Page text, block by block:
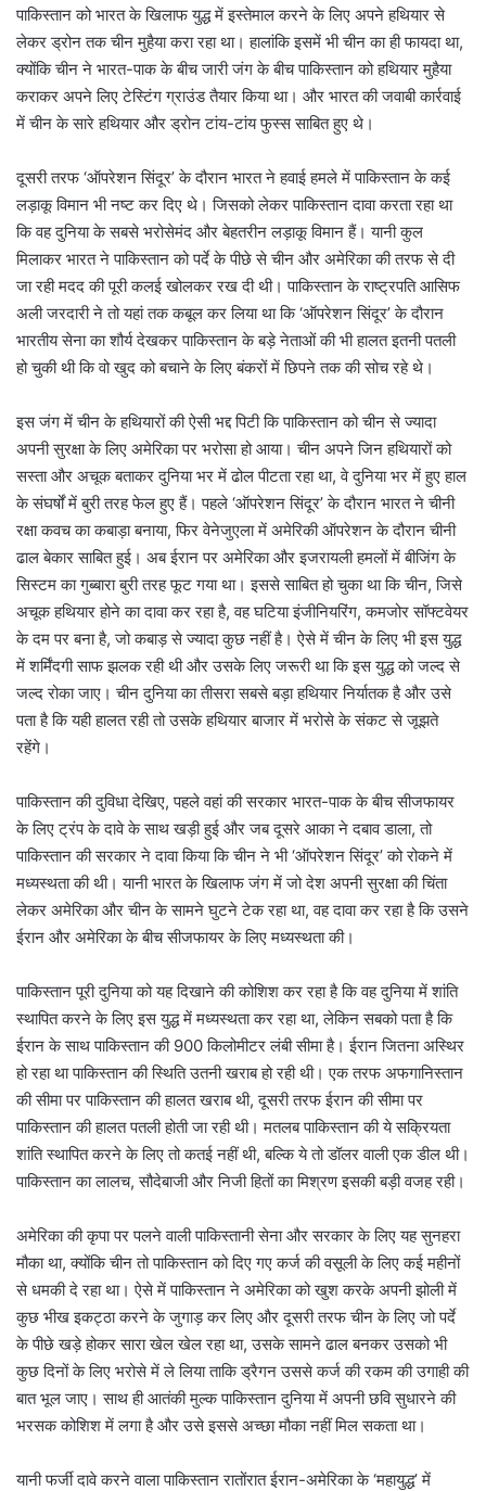
पाकिस्तान को भारत के खिलाफ युद्ध में इस्तेमाल करने के लिए अपने हथियार से
लेकर ड्रोन तक चीन मुहैया करा रहा था। हालांकि इसमें भी चीन का ही फायदा था,
क्योंकि चीन ने भारत-पाक के बीच जारी जंग के बीच पाकिस्तान को हथियार मुहैया
कराकर अपने लिए टेस्टिंग ग्राउंड तैयार किया था। और भारत की जवाबी कार्रवाई
में चीन के सारे हथियार और ड्रोन टांय-टांय फुस्स साबित हुए थे।
दूसरी तरफ ‘ऑपरेशन सिंदूर’ के दौरान भारत ने हवाई हमले में पाकिस्तान के कई
लड़ाकू विमान भी नष्ट कर दिए थे। जिसको लेकर पाकिस्तान दावा करता रहा था
कि वह दुनिया के सबसे भरोसेमंद और बेहतरीन लड़ाकू विमान हैं। यानी कुल
मिलाकर भारत ने पाकिस्तान को पर्दे के पीछे से चीन और अमेरिका की तरफ से दी
जा रही मदद की पूरी कलई खोलकर रख दी थी। पाकिस्तान के राष्ट्रपति आसिफ
अली जरदारी ने तो यहां तक कबूल कर लिया था कि ‘ऑपरेशन सिंदूर’ के दौरान
भारतीय सेना का शौर्य देखकर पाकिस्तान के बड़े नेताओं की भी हालत इतनी पतली
हो चुकी थी कि वो खुद को बचाने के लिए बंकरों में छिपने तक की सोच रहे थे।
इस जंग में चीन के हथियारों की ऐसी भद्द पिटी कि पाकिस्तान को चीन से ज्यादा
अपनी सुरक्षा के लिए अमेरिका पर भरोसा हो आया। चीन अपने जिन हथियारों को
सस्ता और अचूक बताकर दुनिया भर में ढोल पीटता रहा था, वे दुनिया भर में हुए हाल
के संघर्षों में बुरी तरह फेल हुए हैं। पहले ‘ऑपरेशन सिंदूर’ के दौरान भारत ने चीनी
रक्षा कवच का कबाड़ा बनाया, फिर वेनेजुएला में अमेरिकी ऑपरेशन के दौरान चीनी
ढाल बेकार साबित हुई। अब ईरान पर अमेरिका और इजरायली हमलों में बीजिंग के
सिस्टम का गुब्बारा बुरी तरह फूट गया था। इससे साबित हो चुका था कि चीन, जिसे
अचूक हथियार होने का दावा कर रहा है, वह घटिया इंजीनियरिंग, कमजोर सॉफ्टवेयर
के दम पर बना है, जो कबाड़ से ज्यादा कुछ नहीं है। ऐसे में चीन के लिए भी इस युद्ध
में शर्मिंदगी साफ झलक रही थी और उसके लिए जरूरी था कि इस युद्ध को जल्द से
जल्द रोका जाए। चीन दुनिया का तीसरा सबसे बड़ा हथियार निर्यातक है और उसे
पता है कि यही हालत रही तो उसके हथियार बाजार में भरोसे के संकट से जूझते
रहेंगे।
पाकिस्तान की दुविधा देखिए, पहले वहां की सरकार भारत-पाक के बीच सीजफायर
के लिए ट्रंप के दावे के साथ खड़ी हुई और जब दूसरे आका ने दबाव डाला, तो
पाकिस्तान की सरकार ने दावा किया कि चीन ने भी ‘ऑपरेशन सिंदूर’ को रोकने में
मध्यस्थता की थी। यानी भारत के खिलाफ जंग में जो देश अपनी सुरक्षा की चिंता
लेकर अमेरिका और चीन के सामने घुटने टेक रहा था, वह दावा कर रहा है कि उसने
ईरान और अमेरिका के बीच सीजफायर के लिए मध्यस्थता की।
पाकिस्तान पूरी दुनिया को यह दिखाने की कोशिश कर रहा है कि वह दुनिया में शांति
स्थापित करने के लिए इस युद्ध में मध्यस्थता कर रहा था, लेकिन सबको पता है कि
ईरान के साथ पाकिस्तान की 900 किलोमीटर लंबी सीमा है। ईरान जितना अस्थिर
हो रहा था पाकिस्तान की स्थिति उतनी खराब हो रही थी। एक तरफ अफगानिस्तान
की सीमा पर पाकिस्तान की हालत खराब थी, दूसरी तरफ ईरान की सीमा पर
पाकिस्तान की हालत पतली होती जा रही थी। मतलब पाकिस्तान की ये सक्रियता
शांति स्थापित करने के लिए तो कतई नहीं थी, बल्कि ये तो डॉलर वाली एक डील थी।
पाकिस्तान का लालच, सौदेबाजी और निजी हितों का मिश्रण इसकी बड़ी वजह रही।
अमेरिका की कृपा पर पलने वाली पाकिस्तानी सेना और सरकार के लिए यह सुनहरा
मौका था, क्योंकि चीन तो पाकिस्तान को दिए गए कर्ज की वसूली के लिए कई महीनों
से धमकी दे रहा था। ऐसे में पाकिस्तान ने अमेरिका को खुश करके अपनी झोली में
कुछ भीख इकट्ठा करने के जुगाड़ कर लिए और दूसरी तरफ चीन के लिए जो पर्दे
के पीछे खड़े होकर सारा खेल खेल रहा था, उसके सामने ढाल बनकर उसको भी
कुछ दिनों के लिए भरोसे में ले लिया ताकि ड्रैगन उससे कर्ज की रकम की उगाही की
बात भूल जाए। साथ ही आतंकी मुल्क पाकिस्तान दुनिया में अपनी छवि सुधारने की
भरसक कोशिश में लगा है और उसे इससे अच्छा मौका नहीं मिल सकता था।
यानी फर्जी दावे करने वाला पाकिस्तान रातोंरात ईरान-अमेरिका के ‘महायुद्ध’ में